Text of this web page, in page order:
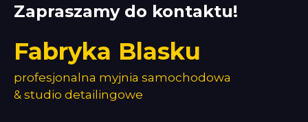
Zapraszamy do kontaktu!
Fabryka Blasku
profesjonalna myjnia samochodowa
& studio detailingowe